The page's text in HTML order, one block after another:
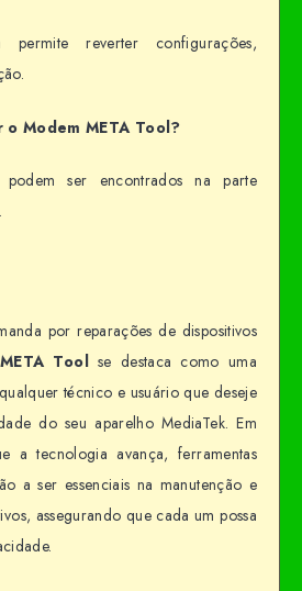
reverter configurações,
Modem META Tool?
ser encontrados na parte
por reparações de dispositivos
Toolse destaca como uma
técnico e usuário que deseje
do seu aparelho MediaTek. Em
a tecnologia avança, ferramentas
a ser essenciais na manutenção e
assegurando que cada um possa